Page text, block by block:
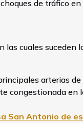
de tráfico
las cuales suceden
arterias
congestionada en
San Antonio de